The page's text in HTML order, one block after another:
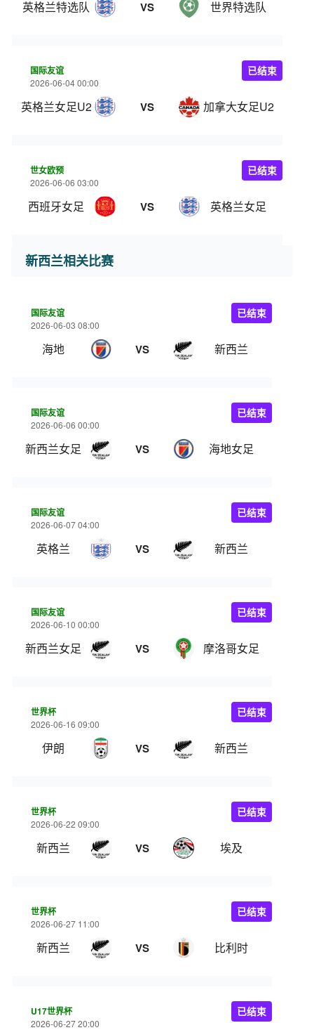
英格兰特选队 VS 世界特选队
国际友谊
2026-06-04 00:00
英格兰女足U20 VS 加拿大女足U20
已结束
世女欧预
2026-06-06 03:00
西班牙女足 VS 英格兰女足
已结束
新西兰相关比赛
国际友谊
2026-06-03 08:00
海地 VS 新西兰
已结束
国际友谊
2026-06-06 00:00
新西兰女足 VS 海地女足
已结束
国际友谊
2026-06-07 04:00
英格兰 VS 新西兰
已结束
国际友谊
2026-06-10 00:00
新西兰女足 VS 摩洛哥女足
已结束
世界杯
2026-06-16 09:00
伊朗 VS 新西兰
已结束
世界杯
2026-06-22 09:00
新西兰 VS 埃及
已结束
世界杯
2026-06-27 11:00
新西兰 VS 比利时
已结束
U17世界杯
2026-06-27 20:00
已结束